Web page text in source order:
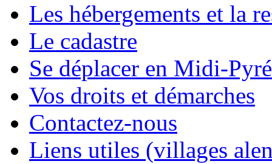
Les hébergements et la
Le cadastre
Se déplacer en Midi-
Vos droits et démarches
Contactez-nous
Liens utiles (villages